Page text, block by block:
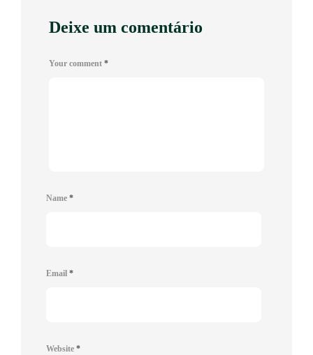
Deixe um comentário
Your comment *
Name *
Email *
Website *